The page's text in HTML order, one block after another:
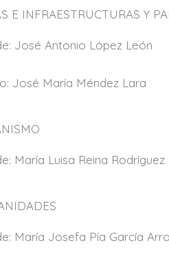
E INFRAESTRUCTURAS Y
José Antonio López León
José María Méndez Lara
María Luisa Reina Rodríguez
María Josefa Pía García